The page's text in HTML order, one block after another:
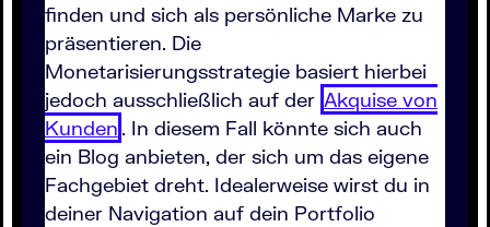
finden und sich als persönliche Marke zu
präsentieren. Die
Monetarisierungsstrategie basiert hierbei
jedoch ausschließlich auf der Akquise von
Kunden . In diesem Fall könnte sich auch
ein Blog anbieten, der sich um das eigene
Fachgebiet dreht. Idealerweise wirst du in
deiner Navigation auf dein Portfolio